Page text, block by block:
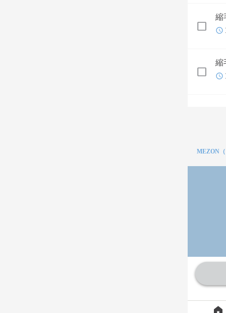
縮
縮
MEZON